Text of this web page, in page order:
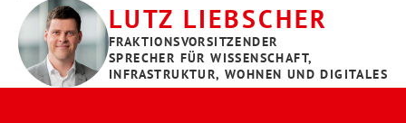
LUTZ LIEBSCHER
FRAKTIONSVORSITZENDER
SPRECHER FÜR WISSENSCHAFT,
INFRASTRUKTUR, WOHNEN UND DIGITALES